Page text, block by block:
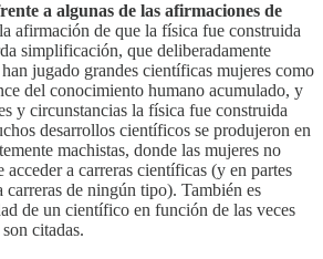
a algunas de las afirmaciones de
afirmación de que la física fue construida
simplificación, que deliberadamente
jugado grandes científicas mujeres como
del conocimiento humano acumulado, y
y circunstancias la física fue construida
desarrollos científicos se produjeron en
machistas, donde las mujeres no
a carreras científicas (y en partes
de ningún tipo). También es
de un científico en función de las veces
citadas.